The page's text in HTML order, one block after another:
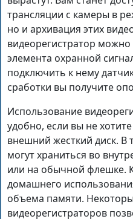
трансляции с камеры в
но и архивация этих
видеорегистратор можно
элемента охранной
подключить к нему
сработки вы получите
Использование
удобно, если вы не
внешний жесткий диск. В
могут храниться во
или на обычной флешке.
домашнего
объема памяти.
видеорегистраторов